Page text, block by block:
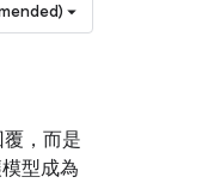
，而是
型成為